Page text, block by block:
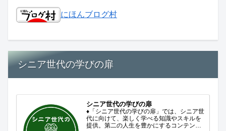
にほんブログ村
シニア世代の学びの扉
シニア世代の学びの扉
♦「シニア世代の学びの扉」では、シニア世
代に向けて、楽しく学べる知識やスキルを
提供。第二の人生を豊かにするコンテンツ